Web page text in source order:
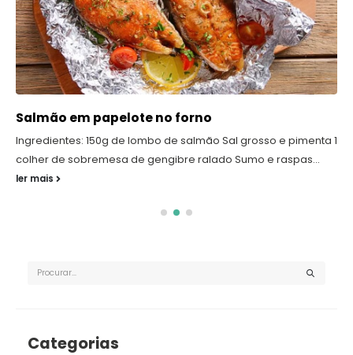
Salmão em papelote no forno
Ingredientes: 150g de lombo de salmão Sal grosso e pimenta 1
colher de sobremesa de gengibre ralado Sumo e raspas...
ler mais
Categorias